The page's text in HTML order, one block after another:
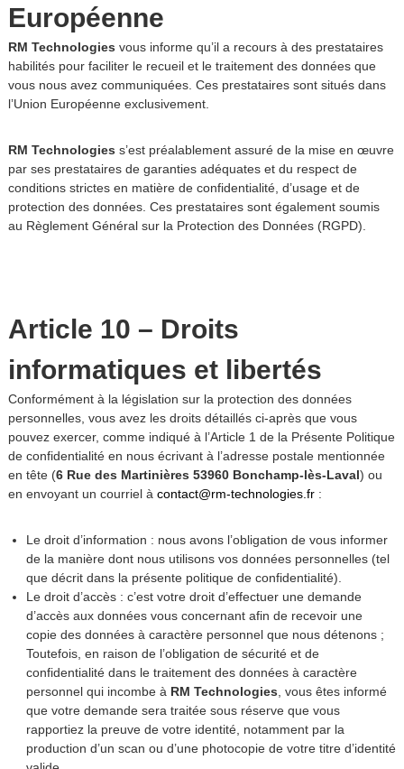
Européenne
RM Technologies vous informe qu’il a recours à des prestataires
habilités pour faciliter le recueil et le traitement des données que
vous nous avez communiquées. Ces prestataires sont situés dans
l’Union Européenne exclusivement.
RM Technologies s’est préalablement assuré de la mise en œuvre
par ses prestataires de garanties adéquates et du respect de
conditions strictes en matière de confidentialité, d’usage et de
protection des données. Ces prestataires sont également soumis
au Règlement Général sur la Protection des Données (RGPD).
Article 10 – Droits
informatiques et libertés
Conformément à la législation sur la protection des données
personnelles, vous avez les droits détaillés ci-après que vous
pouvez exercer, comme indiqué à l’Article 1 de la Présente Politique
de confidentialité en nous écrivant à l’adresse postale mentionnée
en tête (6 Rue des Martinières 53960 Bonchamp-lès-Laval) ou
en envoyant un courriel à contact@rm-technologies.fr:
Le droit d’information : nous avons l’obligation de vous informer
de la manière dont nous utilisons vos données personnelles (tel
que décrit dans la présente politique de confidentialité).
Le droit d’accès : c’est votre droit d’effectuer une demande
d’accès aux données vous concernant afin de recevoir une
copie des données à caractère personnel que nous détenons ;
Toutefois, en raison de l’obligation de sécurité et de
confidentialité dans le traitement des données à caractère
personnel qui incombe à RM Technologies , vous êtes informé
que votre demande sera traitée sous réserve que vous
rapportiez la preuve de votre identité, notamment par la
production d’un scan ou d’une photocopie de votre titre d’identité